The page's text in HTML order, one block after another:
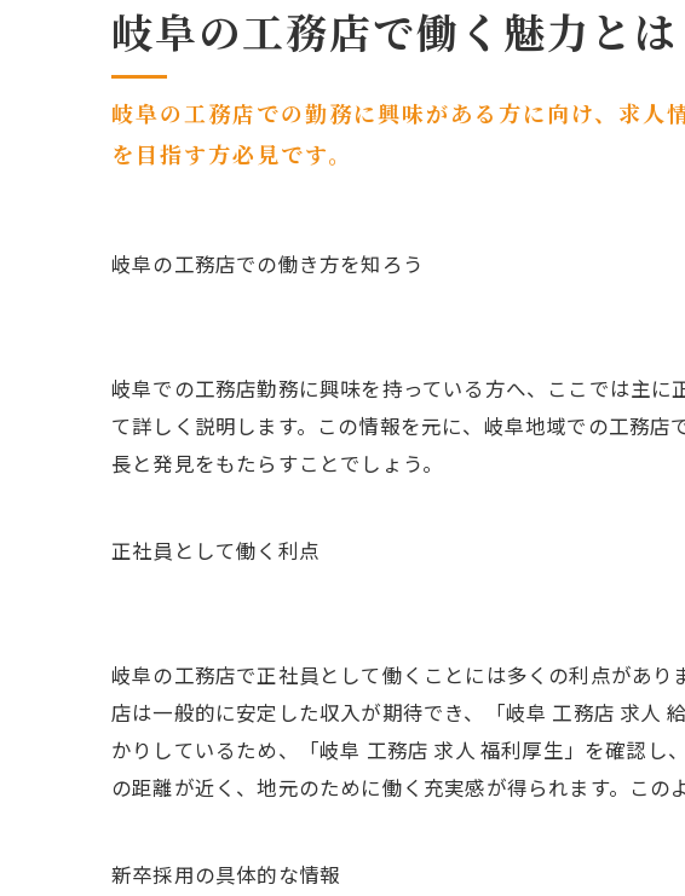
岐阜の工務店で働く魅力と
岐阜の工務店での勤務に興味がある方に向け、求
を目指す方必見です。
岐阜の工務店での働き方を知ろう
岐阜での工務店勤務に興味を持っている方へ、ここでは主
て詳しく説明します。この情報を元に、岐阜地域での工務
長と発見をもたらすことでしょう。
正社員として働く利点
岐阜の工務店で正社員として働くことには多くの利点があ
店は一般的に安定した収入が期待でき、「岐阜 工務店 求人
かりしているため、「岐阜 工務店 求人 福利厚生」を確認
の距離が近く、地元のために働く充実感が得られます。こ
新卒採用の具体的な情報